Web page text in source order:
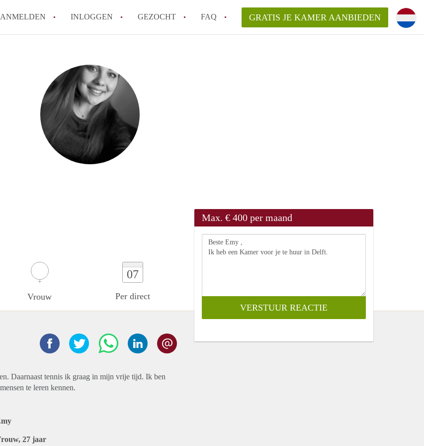
INLOGGEN GEZOCHT FAQ
Wat is de privacyverklaring van KamerDelft?
Berekent Kamer-Delft makelaarsvergoeding/bemiddelingsvergoeding?
Is KamerDelft verantwoordelijk voor de aangeboden Kamer / Kamers in
Delft?
Alle veelgestelde vragen
GRATIS JE KAMER AANBIEDEN
Vrouw
07
Per direct
Max. € 400 per maand
Daarnaast tennis ik graag in mijn vrije tijd. Ik ben
te leren kennen.
27 jaar